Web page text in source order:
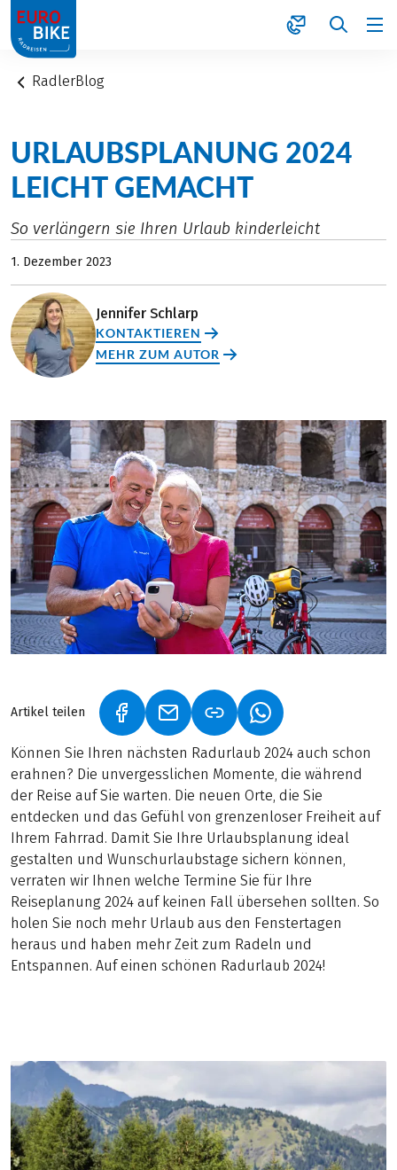
1
RadlerBlog
URLAUBSPLANUNG 2024
LEICHT GEMACHT
So verlängern sie Ihren Urlaub kinderleicht
1. Dezember 2023
Jennifer Schlarp
KONTAKTIEREN
MEHR ZUM AUTOR
Artikel teilen (LINK ÖFFNET IN NEUEM TAB)
(LINK ÖFFNET IN NEUEM TAB)
(LINK ÖFFNET IN
Können Sie Ihren nächsten Radurlaub 2024 auch schon
erahnen? Die unvergesslichen Momente, die während
der Reise auf Sie warten. Die neuen Orte, die Sie
entdecken und das Gefühl von grenzenloser Freiheit auf
Ihrem Fahrrad. Damit Sie Ihre Urlaubsplanung ideal
gestalten und Wunschurlaubstage sichern können,
verraten wir Ihnen welche Termine Sie für Ihre
Reiseplanung 2024 auf keinen Fall übersehen sollten. So
holen Sie noch mehr Urlaub aus den Fenstertagen
heraus und haben mehr Zeit zum Radeln und
Entspannen. Auf einen schönen Radurlaub 2024!